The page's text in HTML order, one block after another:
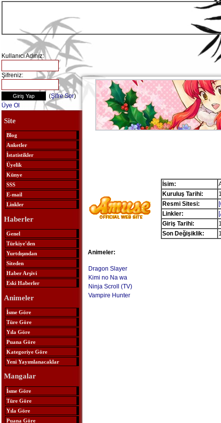
Kullanıcı Adınız:
Şifreniz:
(Şifre Sor)
Üye Ol
Site
Blog
Anketler
İstatistikler
Üyelik
Künye
SSS
E-mail
Linkler
Haberler
Genel
Türkiye'den
Yurtdışından
Siteden
Haber Arşivi
Eski Haberler
Animeler
İsme Göre
Türe Göre
Yıla Göre
Puana Göre
Kategoriye Göre
Yeni Yayımlanacaklar
Mangalar
İsme Göre
Türe Göre
Yıla Göre
Puana Göre
İsim:
Kuruluş Tarihi:
Resmi Sitesi:
Linkler:
Giriş Tarihi:
Son Değişiklik:
Animeler:
Dragon Slayer
Kimi no Na wa
Ninja Scroll (TV)
Vampire Hunter